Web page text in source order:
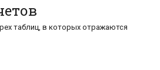
таблиц, в которых отражаются